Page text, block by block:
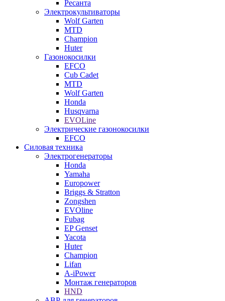
Ресанта
Электрокультиваторы
Wolf Garten
MTD
Champion
Huter
Газонокосилки
EFCO
Cub Cadet
MTD
Wolf Garten
Honda
Husqvarna
EVOLine
Электрические газонокосилки
EFCO
Силовая техника
Электрогенераторы
Honda
Yamaha
Europower
Briggs & Stratton
Zongshen
EVOline
Fubag
EP Genset
Yacota
Huter
Champion
Lifan
A-iPower
Монтаж генераторов
HND